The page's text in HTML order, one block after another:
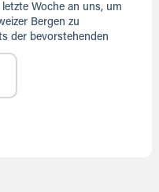
Woche an uns, um
Bergen zu
der bevorstehenden